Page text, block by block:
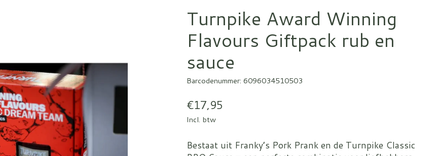
Turnpike Award Winning
Flavours Giftpack rub en
sauce
Barcodenummer: 6096034510503
€17,95
Incl. btw
Bestaat uit Franky’s Pork Prank en de Turnpike Classic